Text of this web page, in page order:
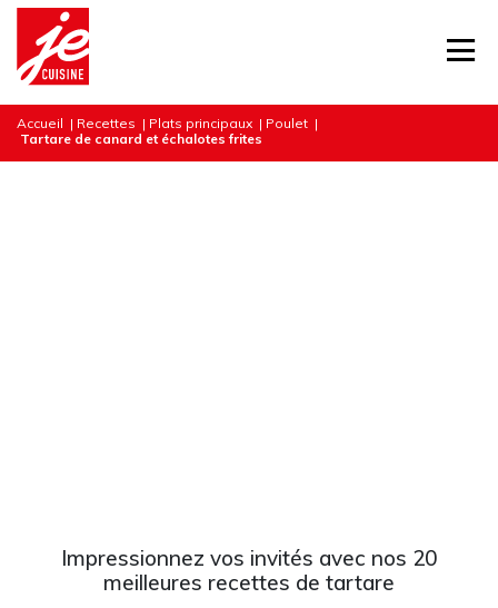
Accueil | Recettes | Plats principaux | Poulet |
Tartare de canard et échalotes frites
Impressionnez vos invités avec nos 20
meilleures recettes de tartare